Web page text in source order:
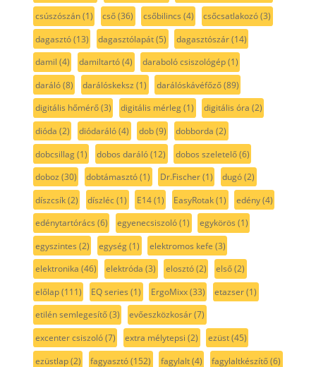
csúszószán(1) cső(36) csőbilincs (4) csőcsatlakozó(3)
dagasztó(13) dagasztólapát(5) dagasztószár(14)
damil (4) damiltartó(4) daraboló csiszológép(1)
daráló(8) darálóskeksz (1) darálóskávéfőző(89)
digitális hőmérő(3) digitális mérleg(1) digitális óra (2)
dióda (2) diódaráló(4) dob(9) dobborda (2)
dobcsillag(1) dobos daráló(12) dobos szeletelő(6)
doboz (30) dobtámasztó(1) Dr.Fischer(1) dugó(2)
díszcsík(2) díszléc(1) E14(1) EasyRotak(1) edény(4)
edénytartórács (6) egyenecsiszoló(1) egykörös (1)
egyszintes (2) egység(1) elektromos kefe (3)
elektronika (46) elektróda (3) elosztó(2) első(2)
előlap(111) EQ series (1) ErgoMixx(33) etazser(1)
etilén semlegesítő(3) evőeszközkosár(7)
excenter csiszoló(7) extra mélytepsi (2) ezüst(45)
ezüstlap(2) fagyasztó(152) fagylalt(4) fagylaltkészítő(6)